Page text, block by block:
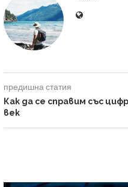
предишна статия
Как да се справим със
век